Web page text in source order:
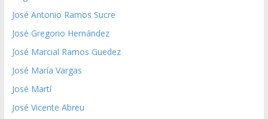
José Antonio Ramos Sucre
José Gregorio Hernández
José Marcial Ramos Guedez
José María Vargas
José Martí
José Vicente Abreu